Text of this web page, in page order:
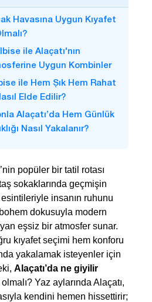
Havasına Uygun Kıyafet
ile Alaçatı'nın
Uygun Kombinler
ile Hem Şık Hem Rahat
Elde Edilir?
Alaçatı’da Hem Günlük
Nasıl Yakalanır?
popüler bir tatil rotası
sokaklarında geçmişin
insanın ruhunu
dokusuyla modern
eşsiz bir atmosfer sunar.
kıyafet seçimi hem konforu
yakalamak isteyenler için
Alaçatı’da ne giyilir
Yaz aylarında Alaçatı,
kendini hemen hissettirir;